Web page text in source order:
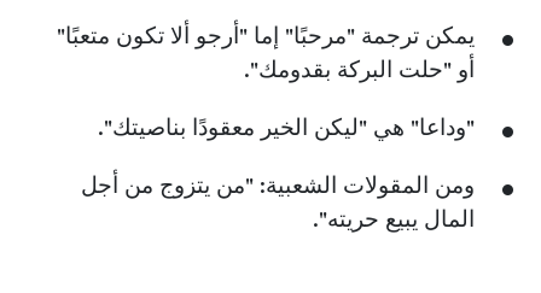
يمكن ترجمة "مرحبًا" إما "أرجو ألا تكون متعبًا"
أو "حلت البركة بقدومك".
"وداعا" هي "ليكن الخير معقودًا بناصيتك".
ومن المقولات الشعبية: "من يتزوج من أجل
المال يبيع حريته".